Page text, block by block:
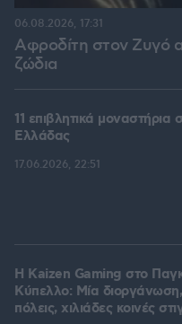
Αφροδίτη στον Ζυγό
ζώδια
06.08.2026, 17:31
11 επιβλητικά μοναστήρια
Ελλάδας
17.06.2026, 22:51
H Kaizen Gaming στο
Kύπελλο: Μία
πόλεις, χιλιάδες κοινές